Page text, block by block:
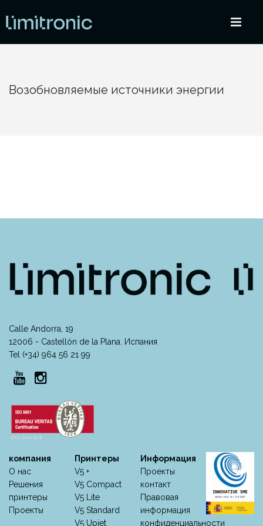
Возобновляемые источники энергии
Calle Andorra, 19
12006 - Castellón de la Plana. Испания
Tel (+34) 964 56 21 99
компания
О нас
Решения
принтеры
Проекты
Принтеры
V5 +
V5 Compact
V5 Lite
V5 Standard
V5 Upjet
Информация
Проекты
контакт
Правовая
информация
конфиденциальности